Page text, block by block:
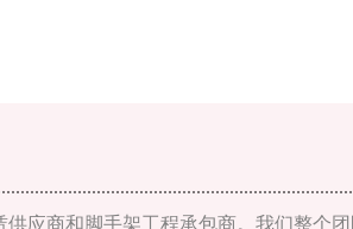
应商和脚手架工程承包商。我们整个团